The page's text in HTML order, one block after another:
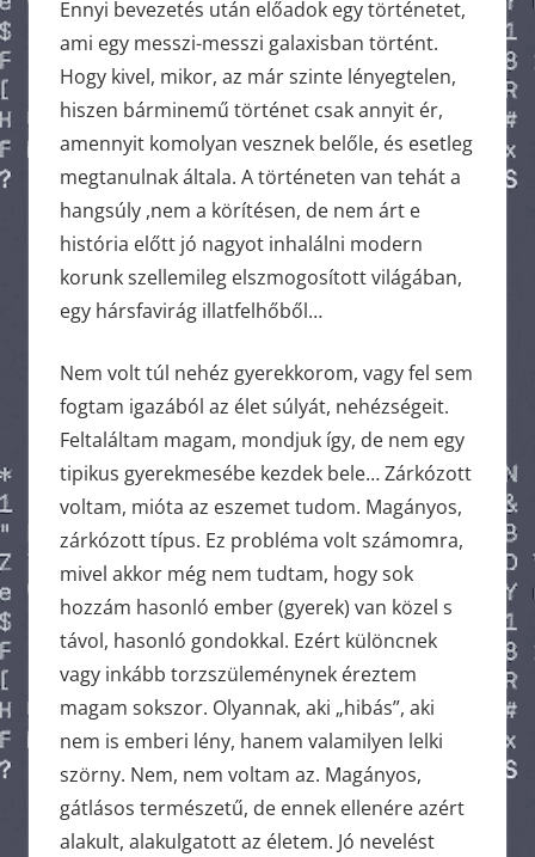
Ennyi bevezetés után előadok egy történetet,
ami egy messzi-messzi galaxisban történt.
Hogy kivel, mikor, az már szinte lényegtelen,
hiszen bárminemű történet csak annyit ér,
amennyit komolyan vesznek belőle, és esetleg
megtanulnak általa. A történeten van tehát a
hangsúly ,nem a körítésen, de nem árt e
história előtt jó nagyot inhalálni modern
korunk szellemileg elszmogosított világában,
egy hársfavirág illatfelhőből…
Nem volt túl nehéz gyerekkorom, vagy fel sem
fogtam igazából az élet súlyát, nehézségeit.
Feltaláltam magam, mondjuk így, de nem egy
tipikus gyerekmesébe kezdek bele… Zárkózott
voltam, mióta az eszemet tudom. Magányos,
zárkózott típus. Ez probléma volt számomra,
mivel akkor még nem tudtam, hogy sok
hozzám hasonló ember (gyerek) van közel s
távol, hasonló gondokkal. Ezért különcnek
vagy inkább torzszüleménynek éreztem
magam sokszor. Olyannak, aki „hibás”, aki
nem is emberi lény, hanem valamilyen lelki
szörny. Nem, nem voltam az. Magányos,
gátlásos természetű, de ennek ellenére azért
alakult, alakulgatott az életem. Jó nevelést